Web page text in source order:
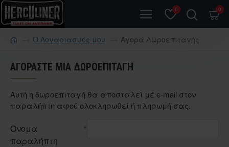
0 0
O Λογαριασμός μου Αγορά Δωροεπιταγής
ΑΓΟΡΆΣΤΕ ΜΊΑ ΔΩΡΟΕΠΙΤΑΓΉ
Αυτή η δωροεπιταγή θα αποσταλεί μέ e-mail στον
παραλήπτη αφού ολοκληρωθεί ή πληρωμή σας.
Όνομα
παραλήπτη